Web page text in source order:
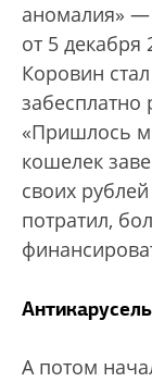
аномалия»
от 5 декабря
Коровин
забесплатно
«Пришлось
кошелек
своих
потратил,
Антикарусель
А потом